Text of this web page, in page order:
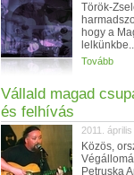
Török-
hogy a
Tovább
Vállald magad
és felhívás
2011.
Közös,
Petruska